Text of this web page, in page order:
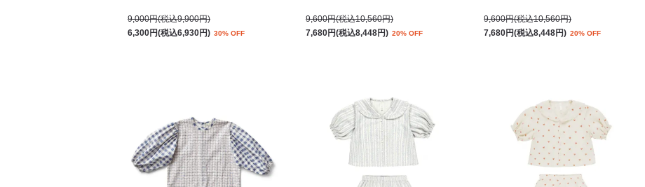
9,000円(税込9,900円)
6,300円(税込6,930円) 30% OFF
9,600円(税込10,560円)
7,680円(税込8,448円) 20% OFF
9,600円(税込10,560円)
7,680円(税込8,448円) 20% OFF